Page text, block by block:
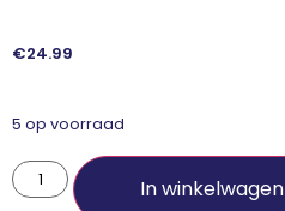
€24.99
5 op voorraad
In winkelwagen